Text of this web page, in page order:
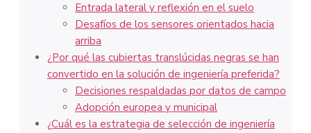
Entrada lateral y reflexión en el suelo
Desafíos de los sensores orientados hacia
arriba
¿Por qué las cubiertas translúcidas negras se han
convertido en la solución de ingeniería preferida?
Decisiones respaldadas por datos de campo
Adopción europea y municipal
¿Cuál es la estrategia de selección de ingeniería